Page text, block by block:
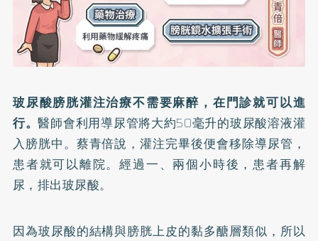
玻尿酸膀胱灌注治療不需要麻醉，在門診就可以進
行。醫師會利用導尿管將大約50毫升的玻尿酸溶液灌
入膀胱中。蔡青倍說，灌注完畢後便會移除導尿管，
患者就可以離院。經過一、兩個小時後，患者再解
尿，排出玻尿酸。
因為玻尿酸的結構與膀胱上皮的黏多醣層類似，所以